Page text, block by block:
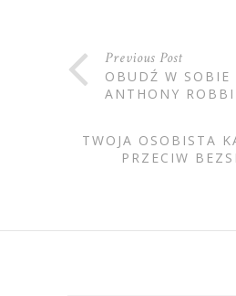
Previous Post
OBUDŹ W SOBIE
ANTHONY
TWOJA OSOBISTA
PRZECIW